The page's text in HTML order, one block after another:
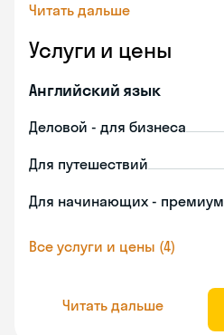
Читать дальше
Услуги и цены
Английский язык
Деловой - для бизнеса
Для путешествий
Для начинающих - премиум
Все услуги и цены (4)
Читать дальше